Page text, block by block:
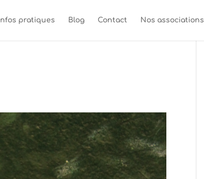
Infos pratiques Blog Contact Nos associations